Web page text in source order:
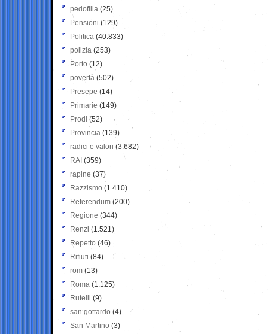
pedofilia (25)
Pensioni (129)
Politica (40.833)
polizia (253)
Porto (12)
povertà (502)
Presepe (14)
Primarie (149)
Prodi (52)
Provincia (139)
radici e valori (3.682)
RAI (359)
rapine (37)
Razzismo (1.410)
Referendum (200)
Regione (344)
Renzi (1.521)
Repetto (46)
Rifiuti (84)
rom (13)
Roma (1.125)
Rutelli (9)
san gottardo (4)
San Martino (3)